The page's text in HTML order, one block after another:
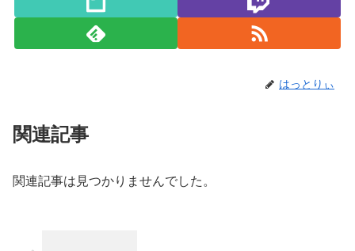
はっとりぃ
関連記事
関連記事は見つかりませんでした。